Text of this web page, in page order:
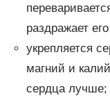
раздражает
укрепляется
магний и
сердца лучше;